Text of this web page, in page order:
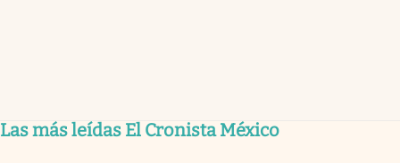
Las más leídas El Cronista México